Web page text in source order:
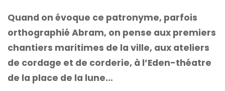
Quand on évoque ce patronyme, parfois
orthographié Abram, on pense aux premiers
chantiers maritimes de la ville, aux ateliers
de cordage et de corderie, à l’Eden-théatre
de la place de la lune…